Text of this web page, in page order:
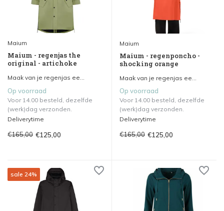
Maium
Maium - regenjas the
original - artichoke
Maak van je regenjas ee...
Op voorraad
Voor 14.00 besteld, dezelfde
(werk)dag verzonden.
Deliverytime
€165,00 €125,00
Maium
Maium - regenponcho -
shocking orange
Maak van je regenjas ee...
Op voorraad
Voor 14.00 besteld, dezelfde
(werk)dag verzonden.
Deliverytime
€165,00 €125,00
sale 24%